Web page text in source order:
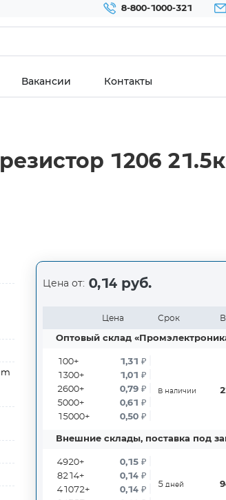
8-800-1000-321
Вакансии Контакты
1206
Цена от: 0,14 руб.
Цена Срок
Оптовый склад
100+
1300+
2600+
5000+
15000+
1,31 ₽
1,01 ₽
0,79 ₽
0,61 ₽
0,50 ₽
В наличии
Внешние склады, поставка под
4920+
8214+
41072+
0,15 ₽
0,14 ₽
0,14 ₽
5 дней